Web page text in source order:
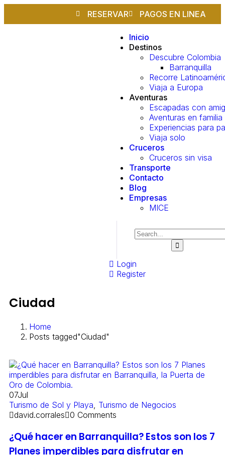
RESERVAR PAGOS EN LINEA
Inicio
Destinos
Descubre Colombia
Barranquilla
Recorre
Viaja a Europa
Aventuras
Escapadas con
Aventuras en familia
Experiencias para
Viaja solo
Cruceros
Cruceros sin visa
Transporte
Contacto
Blog
Empresas
MICE
Login
Register
Ciudad
Home
Posts tagged"Ciudad"
07Jul
Turismo de Sol y Playa Turismo de Negocios
david.corrales 0 Comments
¿Qué hacer en Barranquilla? Estos son los 7
Planes imperdibles para disfrutar en